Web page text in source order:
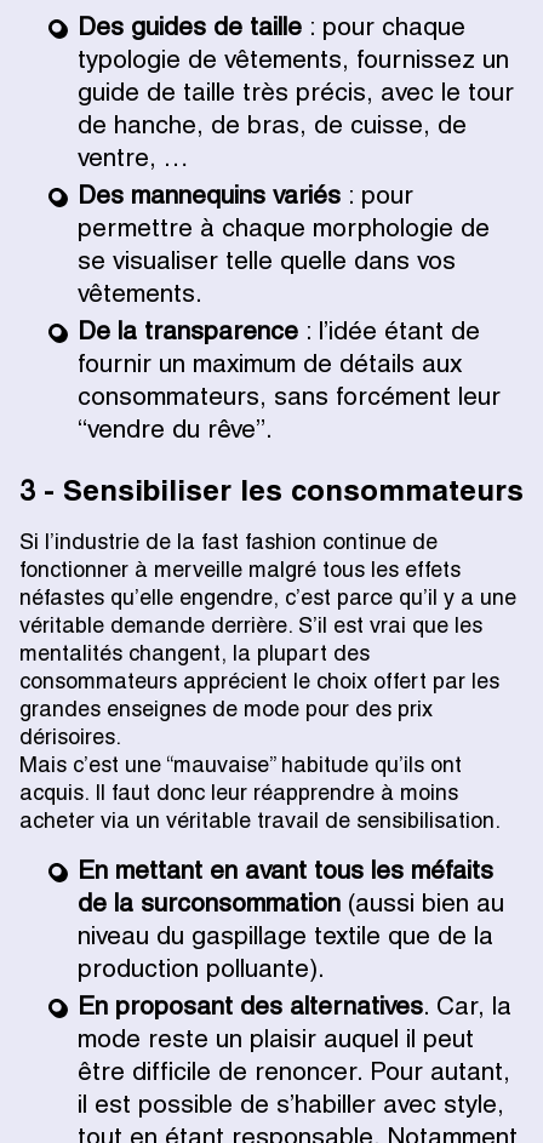
Des guides de taille : pour chaque
typologie de vêtements, fournissez un
guide de taille très précis, avec le tour
de hanche, de bras, de cuisse, de
ventre, …
Des mannequins variés : pour
permettre à chaque morphologie de
se visualiser telle quelle dans vos
vêtements.
De la transparence : l’idée étant de
fournir un maximum de détails aux
consommateurs, sans forcément leur
“vendre du rêve”.
3 - Sensibiliser les consommateurs
Si l’industrie de la fast fashion continue de
fonctionner à merveille malgré tous les effets
néfastes qu’elle engendre, c’est parce qu’il y a une
véritable demande derrière. S’il est vrai que les
mentalités changent, la plupart des
consommateurs apprécient le choix offert par les
grandes enseignes de mode pour des prix
dérisoires.
Mais c’est une “mauvaise” habitude qu’ils ont
acquis. Il faut donc leur réapprendre à moins
acheter via un véritable travail de sensibilisation.
En mettant en avant tous les méfaits
de la surconsommation (aussi bien au
niveau du gaspillage textile que de la
production polluante).
En proposant des alternatives. Car, la
mode reste un plaisir auquel il peut
être difficile de renoncer. Pour autant,
il est possible de s’habiller avec style,